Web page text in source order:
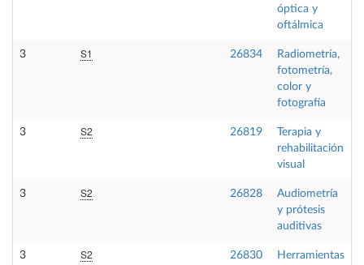
óptica y
oftálmica
3 S1 26834
Radiometría,
fotometría,
color y
fotografía
3 S2 26819
Terapia y
rehabilitación
visual
3 S2 26828
Audiometría
y prótesis
auditivas
3 S2 26830
Herramientas